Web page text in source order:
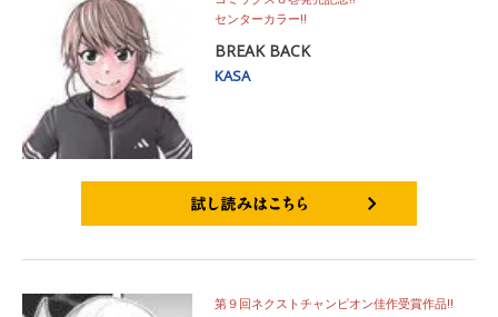
センターカラー!!
BREAK BACK
KASA
第９回ネクストチャンピオン佳作受賞作品!!